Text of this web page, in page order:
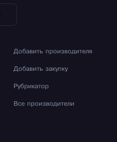
Добавить производителя
Добавить закупку
Рубрикатор
Все производители